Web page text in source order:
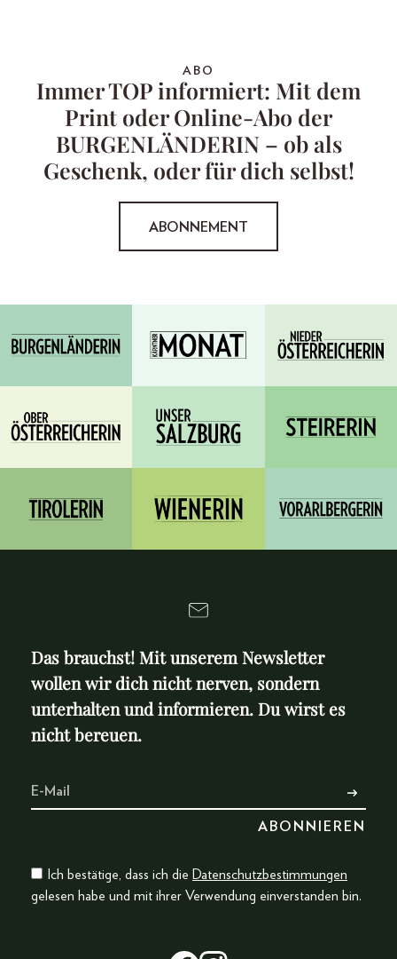
ABO
Immer TOP informiert: Mit dem
Print oder Online-Abo der
BURGENLÄNDERIN – ob als
Geschenk, oder für dich selbst!
ABONNEMENT
Das brauchst! Mit unserem Newsletter
wollen wir dich nicht nerven, sondern
unterhalten und informieren. Du wirst es
nicht bereuen.
Ich bestätige, dass ich die Datenschutzbestimmungen
gelesen habe und mit ihrer Verwendung einverstanden bin.